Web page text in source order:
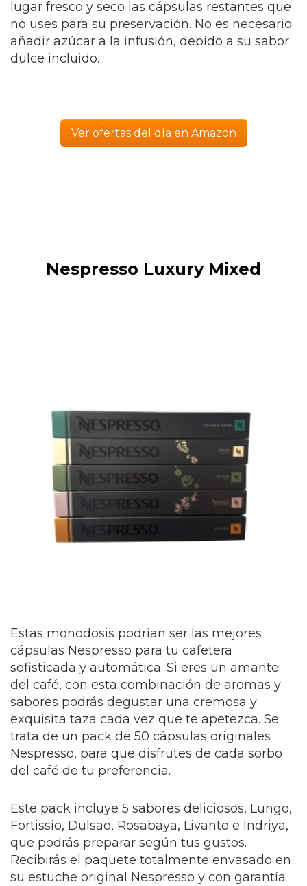
lugar fresco y seco las cápsulas restantes que
no uses para su preservación. No es necesario
añadir azúcar a la infusión, debido a su sabor
dulce incluido.
Ver ofertas del día en Amazon
Nespresso Luxury Mixed
Estas monodosis podrían ser las mejores
cápsulas Nespresso para tu cafetera
sofisticada y automática. Si eres un amante
del café, con esta combinación de aromas y
sabores podrás degustar una cremosa y
exquisita taza cada vez que te apetezca. Se
trata de un pack de 50 cápsulas originales
Nespresso, para que disfrutes de cada sorbo
del café de tu preferencia.
Este pack incluye 5 sabores deliciosos, Lungo,
Fortissio, Dulsao, Rosabaya, Livanto e Indriya,
que podrás preparar según tus gustos.
Recibirás el paquete totalmente envasado en
su estuche original Nespresso y con garantía